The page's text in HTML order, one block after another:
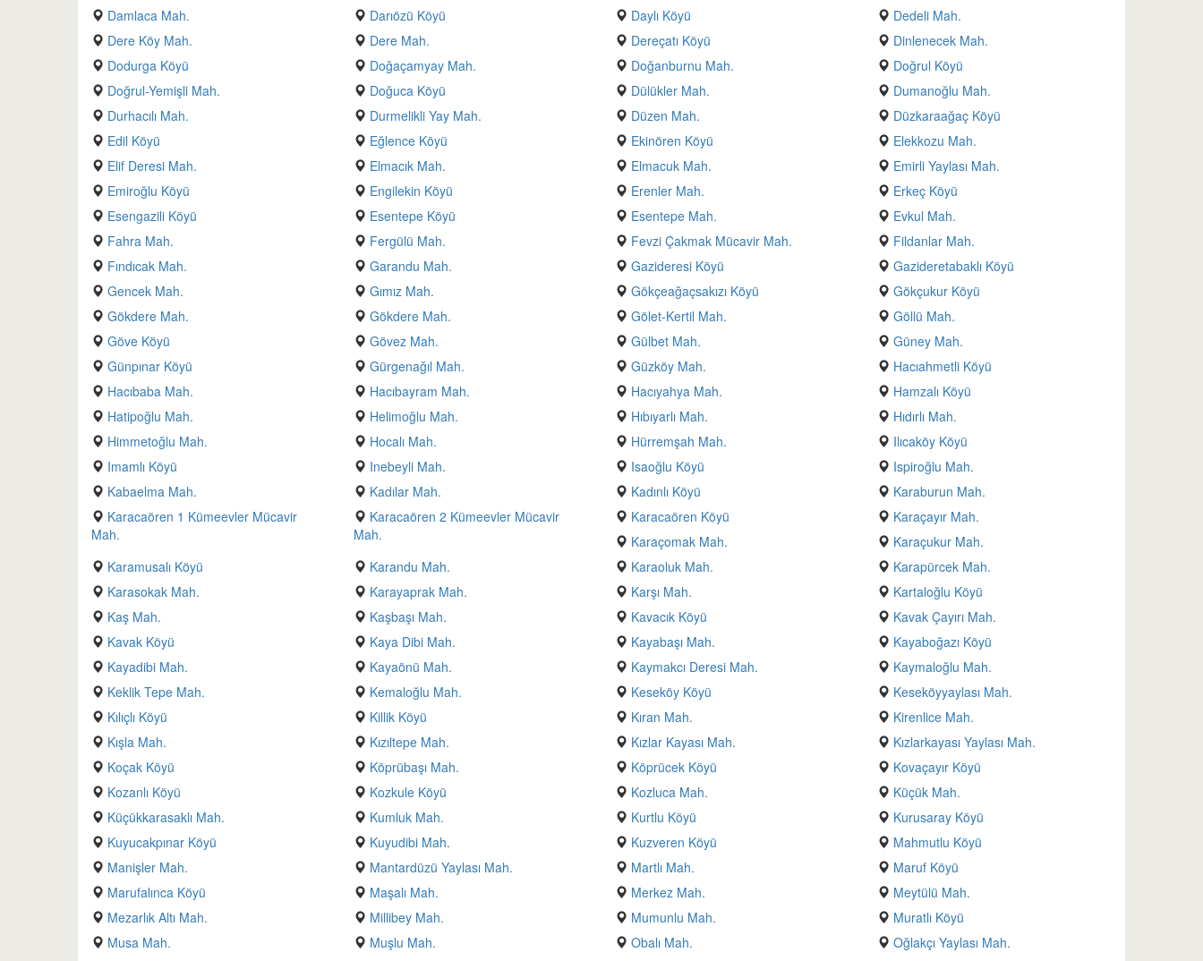
Damlaca Mah.
Darıözü Köyü Daylı Köyü
Dedeli Mah.
Dere Köy Mah.
Dere Mah. Dereçatı Köyü
Dinlenecek Mah.
Dodurga Köyü
Doğaçamyay Mah. Doğanburnu Mah.
Doğrul Köyü
Doğrul-Yemişli Mah.
Doğuca Köyü Dülükler Mah.
Dumanoğlu Mah.
Durhacılı Mah.
Durmelikli Yay Mah. Düzen Mah.
Düzkaraağaç Köyü
Edil Köyü
Eğlence Köyü Ekinören Köyü
Elekkozu Mah.
Elif Deresi Mah.
Elmacık Mah. Elmacuk Mah.
Emirli Yaylası Mah.
Emiroğlu Köyü
Engilekin Köyü Erenler Mah.
Erkeç Köyü
Esengazili Köyü
Esentepe Köyü Esentepe Mah.
Evkul Mah.
Fahra Mah.
Fergülü Mah. Fevzi Çakmak Mücavir Mah.
Fildanlar Mah.
Fındıcak Mah.
Garandu Mah. Gazideresi Köyü
Gazideretabaklı Köyü
Gencek Mah.
Gımız Mah. Gökçeağaçsakızı Köyü
Gökçukur Köyü
Gökdere Mah.
Gökdere Mah. Gölet-Kertil Mah.
Göllü Mah.
Göve Köyü
Gövez Mah. Gülbet Mah.
Güney Mah.
Günpınar Köyü
Gürgenağıl Mah. Güzköy Mah.
Hacıahmetli Köyü
Hacıbaba Mah.
Hacıbayram Mah. Hacıyahya Mah.
Hamzalı Köyü
Hatipoğlu Mah.
Helimoğlu Mah. Hıbıyarlı Mah.
Hıdırlı Mah.
Himmetoğlu Mah.
Hocalı Mah. Hürremşah Mah.
Ilıcaköy Köyü
Imamlı Köyü
Inebeyli Mah. Isaoğlu Köyü
Ispiroğlu Mah.
Kabaelma Mah.
Kadılar Mah. Kadınlı Köyü
Karaburun Mah.
Karacaören 1 Kümeevler Mücavir
Mah.
Karacaören 2 Kümeevler Mücavir
Mah.
Karacaören Köyü
Karaçayır Mah.
Karaçomak Mah.
Karaçukur Mah.
Karamusalı Köyü
Karandu Mah. Karaoluk Mah.
Karapürcek Mah.
Karasokak Mah.
Karayaprak Mah. Karşı Mah.
Kartaloğlu Köyü
Kaş Mah.
Kaşbaşı Mah. Kavacık Köyü
Kavak Çayırı Mah.
Kavak Köyü
Kaya Dibi Mah. Kayabaşı Mah.
Kayaboğazı Köyü
Kayadibi Mah.
Kayaönü Mah. Kaymakcı Deresi Mah.
Kaymaloğlu Mah.
Keklik Tepe Mah.
Kemaloğlu Mah. Keseköy Köyü
Keseköyyaylası Mah.
Kılıçlı Köyü
Killik Köyü Kıran Mah.
Kirenlice Mah.
Kışla Mah.
Kızıltepe Mah. Kızlar Kayası Mah.
Kızlarkayası Yaylası Mah.
Koçak Köyü
Köprübaşı Mah. Köprücek Köyü
Kovaçayır Köyü
Kozanlı Köyü
Kozkule Köyü Kozluca Mah.
Küçük Mah.
Küçükkarasaklı Mah.
Kumluk Mah. Kurtlu Köyü
Kurusaray Köyü
Kuyucakpınar Köyü
Kuyudibi Mah. Kuzveren Köyü
Mahmutlu Köyü
Manişler Mah.
Mantardüzü Yaylası Mah. Martlı Mah.
Maruf Köyü
Marufalınca Köyü
Maşalı Mah. Merkez Mah.
Meytülü Mah.
Mezarlık Altı Mah.
Millibey Mah. Mumunlu Mah.
Muratlı Köyü
Musa Mah.
Muşlu Mah. Obalı Mah.
Oğlakçı Yaylası Mah.